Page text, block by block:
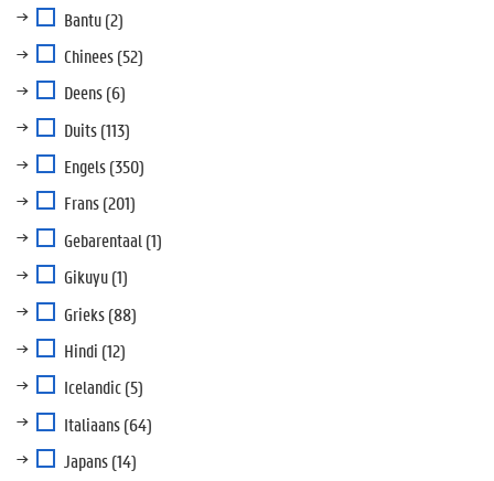
Bantu(2)
Chinees(52)
Deens(6)
Duits(113)
Engels(350)
Frans(201)
Gebarentaal (1)
Gikuyu(1)
Grieks(88)
Hindi (12)
Icelandic(5)
Italiaans(64)
Japans(14)